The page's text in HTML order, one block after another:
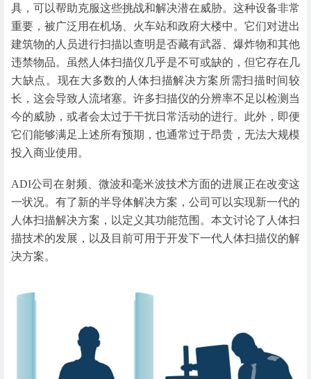
具，可以帮助克服这些挑战和解决潜在威胁。这种设备非常
重要，被广泛用在机场、火车站和政府大楼中。它们对进出
建筑物的人员进行扫描以查明是否藏有武器、爆炸物和其他
违禁物品。虽然人体扫描仪几乎是不可或缺的，但它存在几
大缺点。现在大多数的人体扫描解决方案所需扫描时间较
长，这会导致人流堵塞。许多扫描仪的分辨率不足以检测当
今的威胁，或者会太过于干扰日常活动的进行。此外，即便
它们能够满足上述所有预期，也通常过于昂贵，无法大规模
投入商业使用。
ADI公司在射频、微波和毫米波技术方面的进展正在改变这
一状况。有了新的半导体解决方案，公司可以实现新一代的
人体扫描解决方案，以定义其功能范围。本文讨论了人体扫
描技术的发展，以及目前可用于开发下一代人体扫描仪的解
决方案。